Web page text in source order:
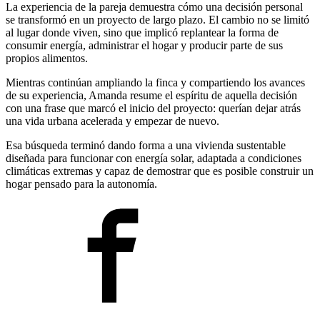
La experiencia de la pareja demuestra cómo una decisión personal
se transformó en un proyecto de largo plazo. El cambio no se limitó
al lugar donde viven, sino que implicó replantear la forma de
consumir energía, administrar el hogar y producir parte de sus
propios alimentos.
Mientras continúan ampliando la finca y compartiendo los avances
de su experiencia, Amanda resume el espíritu de aquella decisión
con una frase que marcó el inicio del proyecto: querían dejar atrás
una vida urbana acelerada y empezar de nuevo.
Esa búsqueda terminó dando forma a una vivienda sustentable
diseñada para funcionar con energía solar, adaptada a condiciones
climáticas extremas y capaz de demostrar que es posible construir un
hogar pensado para la autonomía.